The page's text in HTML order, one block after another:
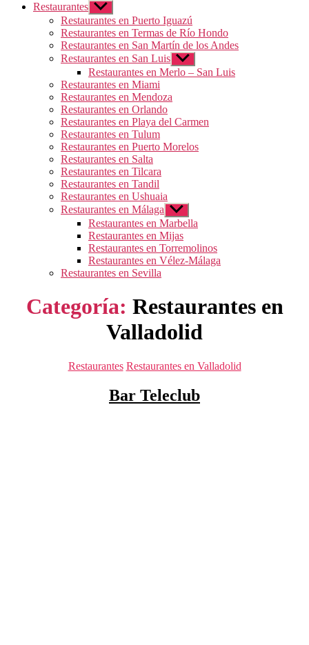
Restaurantes Mostrar
el
submenú
Restaurantes en Puerto Iguazú
Restaurantes en Termas de Río Hondo
Restaurantes en San Martín de los Andes
Restaurantes en San Luis Mostrar
el
submenú
Restaurantes en Merlo – San Luis
Restaurantes en Miami
Restaurantes en Mendoza
Restaurantes en Orlando
Restaurantes en Playa del Carmen
Restaurantes en Tulum
Restaurantes en Puerto Morelos
Restaurantes en Salta
Restaurantes en Tilcara
Restaurantes en Tandil
Restaurantes en Ushuaia
Restaurantes en Málaga Mostrar
el
submenú
Restaurantes en Marbella
Restaurantes en Mijas
Restaurantes en Torremolinos
Restaurantes en Vélez-Málaga
Restaurantes en Sevilla
Categoría: Restaurantes en
Valladolid
Categorías
Restaurantes Restaurantes en Valladolid
Bar Teleclub